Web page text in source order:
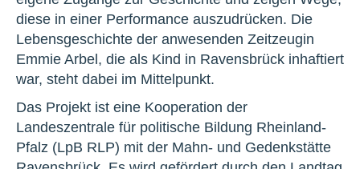
diese in einer Performance auszudrücken. Die
Lebensgeschichte der anwesenden Zeitzeugin
Emmie Arbel, die als Kind in Ravensbrück inhaftiert
war, steht dabei im Mittelpunkt.
Das Projekt ist eine Kooperation der
Landeszentrale für politische Bildung Rheinland-
Pfalz (LpB RLP) mit der Mahn- und Gedenkstätte